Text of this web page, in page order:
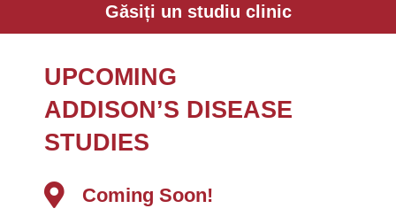
Găsiți un studiu clinic
UPCOMING
ADDISON’S DISEASE
STUDIES
Coming Soon!